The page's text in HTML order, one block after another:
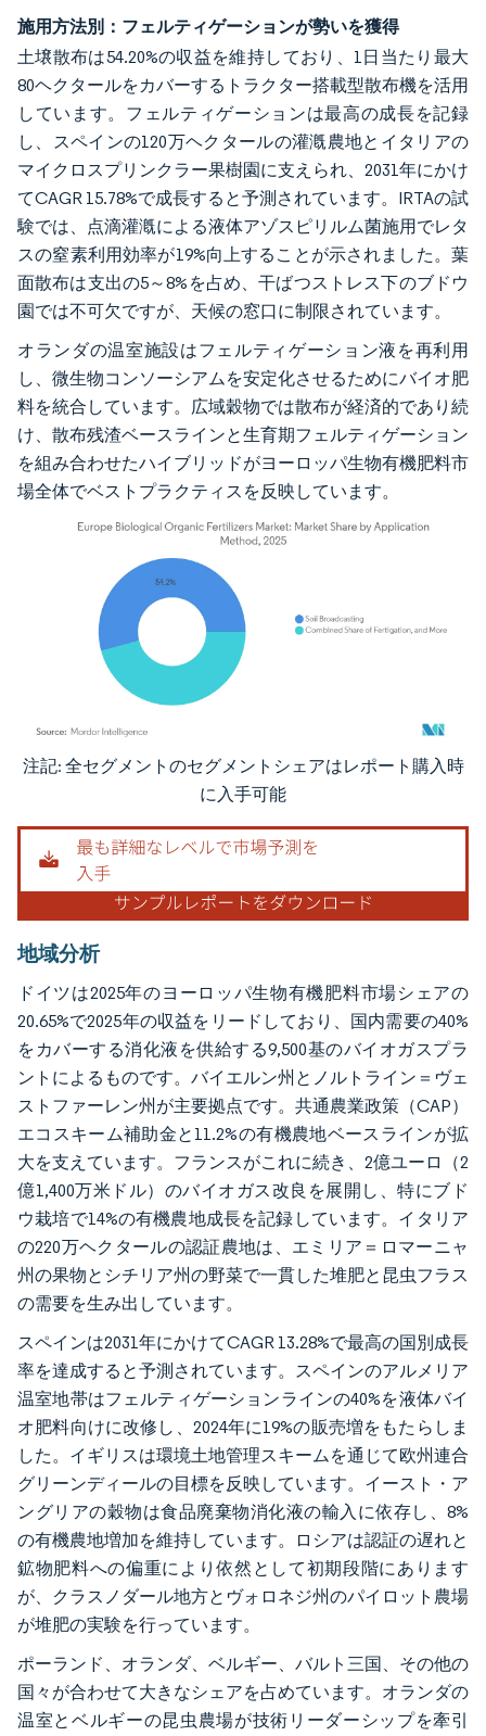
施用方法別：フェルティゲーションが勢いを獲得
土壌散布は54.20%の収益を維持しており、1日当たり最大
80ヘクタールをカバーするトラクター搭載型散布機を活用
しています。フェルティゲーションは最高の成長を記録
し、スペインの120万ヘクタールの灌漑農地とイタリアの
マイクロスプリンクラー果樹園に支えられ、2031年にかけ
てCAGR 15.78%で成長すると予測されています。IRTAの試
験では、点滴灌漑による液体アゾスピリルム菌施用でレタ
スの窒素利用効率が19%向上することが示されました。葉
面散布は支出の5～8%を占め、干ばつストレス下のブドウ
園では不可欠ですが、天候の窓口に制限されています。
オランダの温室施設はフェルティゲーション液を再利用
し、微生物コンソーシアムを安定化させるためにバイオ肥
料を統合しています。広域穀物では散布が経済的であり続
け、散布残渣ベースラインと生育期フェルティゲーション
を組み合わせたハイブリッドがヨーロッパ生物有機肥料市
場全体でベストプラクティスを反映しています。
画像 © Mordor Intelligence。再利用にはCC BY 4.0の表示が必要です。
注記: 全セグメントのセグメントシェアはレポート購入時
に入手可能
地域分析
ドイツは2025年のヨーロッパ生物有機肥料市場シェアの
20.65%で2025年の収益をリードしており、国内需要の40%
をカバーする消化液を供給する9,500基のバイオガスプラ
ントによるものです。バイエルン州とノルトライン＝ヴェ
ストファーレン州が主要拠点です。共通農業政策（CAP）
エコスキーム補助金と11.2%の有機農地ベースラインが拡
大を支えています。フランスがこれに続き、2億ユーロ（2
億1,400万米ドル）のバイオガス改良を展開し、特にブド
ウ栽培で14%の有機農地成長を記録しています。イタリア
の220万ヘクタールの認証農地は、エミリア＝ロマーニャ
州の果物とシチリア州の野菜で一貫した堆肥と昆虫フラス
の需要を生み出しています。
スペインは2031年にかけてCAGR 13.28%で最高の国別成長
率を達成すると予測されています。スペインのアルメリア
温室地帯はフェルティゲーションラインの40%を液体バイ
オ肥料向けに改修し、2024年に19%の販売増をもたらしま
した。イギリスは環境土地管理スキームを通じて欧州連合
グリーンディールの目標を反映しています。イースト・ア
ングリアの穀物は食品廃棄物消化液の輸入に依存し、8%
の有機農地増加を維持しています。ロシアは認証の遅れと
鉱物肥料への偏重により依然として初期段階にあります
が、クラスノダール地方とヴォロネジ州のパイロット農場
が堆肥の実験を行っています。
ポーランド、オランダ、ベルギー、バルト三国、その他の
国々が合わせて大きなシェアを占めています。オランダの
温室とベルギーの昆虫農場が技術リーダーシップを牽引